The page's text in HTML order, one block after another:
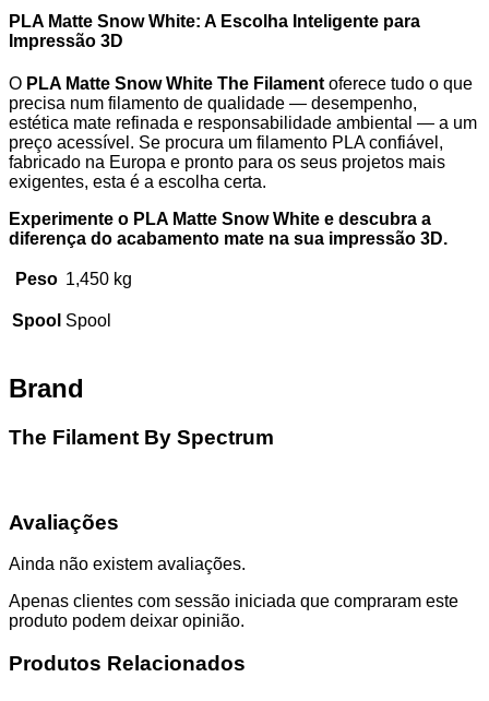
PLA Matte Snow White: A Escolha Inteligente para
Impressão 3D
O PLA Matte Snow White The Filamentoferece tudo o que
precisa num filamento de qualidade — desempenho,
estética mate refinada e responsabilidade ambiental — a um
preço acessível. Se procura um filamento PLA confiável,
fabricado na Europa e pronto para os seus projetos mais
exigentes, esta é a escolha certa.
Experimente o PLA Matte Snow White e descubra a
diferença do acabamento mate na sua impressão 3D.
Peso 1,450 kg
Spool Spool
Brand
The Filament By Spectrum
Avaliações
Ainda não existem avaliações.
Apenas clientes com sessão iniciada que compraram este
produto podem deixar opinião.
Produtos Relacionados